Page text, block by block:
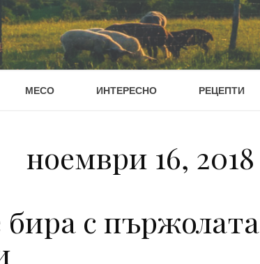
МЕСО ИНТЕРЕСНО РЕЦЕПТИ
ноември 16, 2018
с пържолата